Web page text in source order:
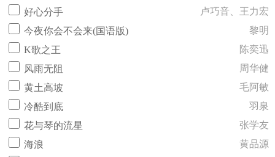
好心分手
卢巧音、王力宏
今夜你会不会来(国语版)
黎明
K歌之王
陈奕迅
风雨无阻
周华健
黄土高坡
毛阿敏
冷酷到底
羽泉
花与琴的流星
张学友
海浪
黄品源